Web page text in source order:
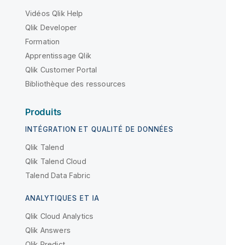
Vidéos Qlik Help
Qlik Developer
Formation
Apprentissage Qlik
Qlik Customer Portal
Bibliothèque des ressources
Produits
INTÉGRATION ET QUALITÉ DE DONNÉES
Qlik Talend
Qlik Talend Cloud
Talend Data Fabric
ANALYTIQUES ET IA
Qlik Cloud Analytics
Qlik Answers